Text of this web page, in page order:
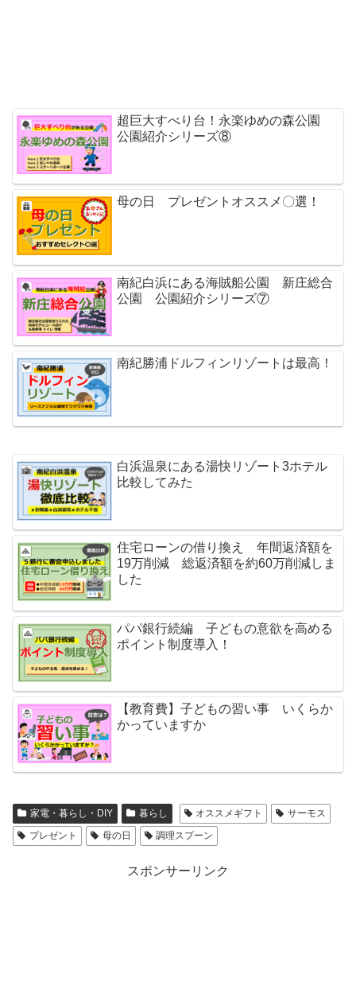
超巨大すべり台！永楽ゆめの森公園
公園紹介シリーズ⑧
母の日 プレゼントオススメ〇選！
南紀白浜にある海賊船公園 新庄総合
公園 公園紹介シリーズ⑦
南紀勝浦ドルフィンリゾートは最高！
白浜温泉にある湯快リゾート3ホテル
比較してみた
住宅ローンの借り換え 年間返済額を
19万削減 総返済額を約60万削減しま
した
パパ銀行続編 子どもの意欲を高める
ポイント制度導入！
【教育費】子どもの習い事 いくらか
かっていますか
家電・暮らし・DIY 暮らし オススメギフト
サーモス
プレゼント
母の日 調理スプーン
スポンサーリンク